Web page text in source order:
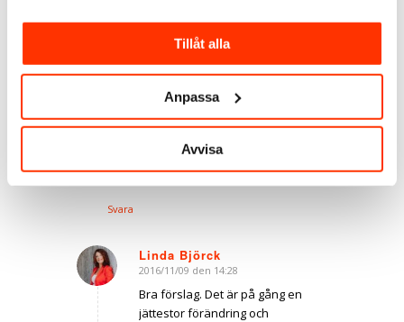
Tillåt alla
Anpassa
Avvisa
2016/11/09 den 13:42
Hej här kommer lite förslag:
Kontakters kontakter skulle jag vilja ha i
Dessutom i de förslag som kommer upp
i ”kanske du känner” vore det önskvärt
att de som man hade flest
Svara
Linda Björck
says:
2016/11/09 den 14:28
Bra förslag. Det är på gång en
jättestor förändring och